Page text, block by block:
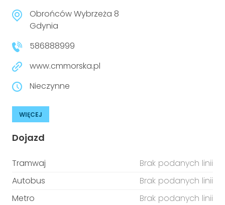
Obrońców Wybrzeża 8
Gdynia
586888999
www.cmmorska.pl
Nieczynne
WIĘCEJ
Dojazd
Tramwaj
Brak podanych linii
Autobus
Brak podanych linii
Metro
Brak podanych linii